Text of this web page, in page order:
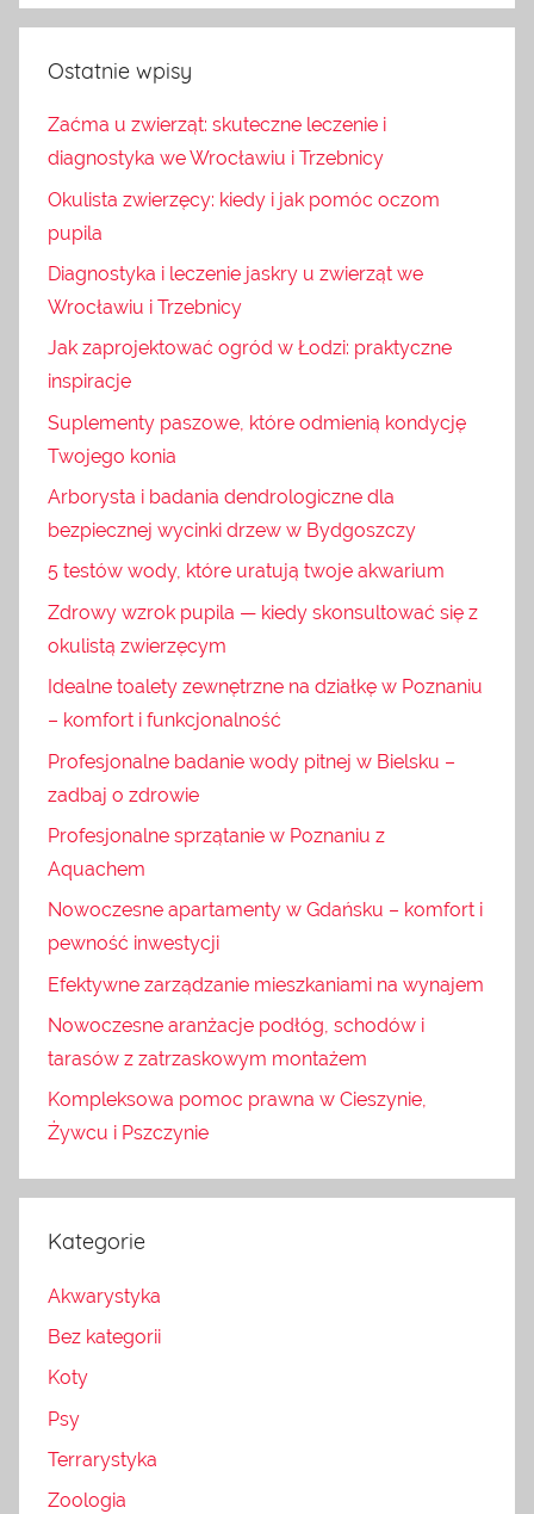
Ostatnie wpisy
Zaćma u zwierząt: skuteczne leczenie i
diagnostyka we Wrocławiu i Trzebnicy
Okulista zwierzęcy: kiedy i jak pomóc oczom
pupila
Diagnostyka i leczenie jaskry u zwierząt we
Wrocławiu i Trzebnicy
Jak zaprojektować ogród w Łodzi: praktyczne
inspiracje
Suplementy paszowe, które odmienią kondycję
Twojego konia
Arborysta i badania dendrologiczne dla
bezpiecznej wycinki drzew w Bydgoszczy
5 testów wody, które uratują twoje akwarium
Zdrowy wzrok pupila — kiedy skonsultować się z
okulistą zwierzęcym
Idealne toalety zewnętrzne na działkę w Poznaniu
– komfort i funkcjonalność
Profesjonalne badanie wody pitnej w Bielsku –
zadbaj o zdrowie
Profesjonalne sprzątanie w Poznaniu z
Aquachem
Nowoczesne apartamenty w Gdańsku – komfort i
pewność inwestycji
Efektywne zarządzanie mieszkaniami na wynajem
Nowoczesne aranżacje podłóg, schodów i
tarasów z zatrzaskowym montażem
Kompleksowa pomoc prawna w Cieszynie,
Żywcu i Pszczynie
Kategorie
Akwarystyka
Bez kategorii
Koty
Psy
Terrarystyka
Zoologia